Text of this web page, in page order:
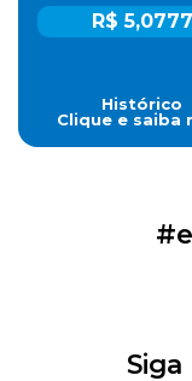
R$ 5,0777
Histórico
Clique e saiba
Siga